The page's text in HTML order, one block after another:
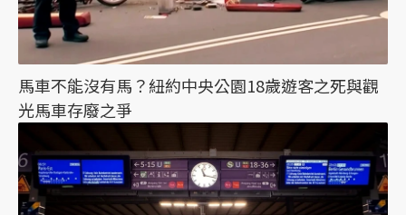
馬車不能沒有馬？紐約中央公園18歲遊客之死與觀
光馬車存廢之爭